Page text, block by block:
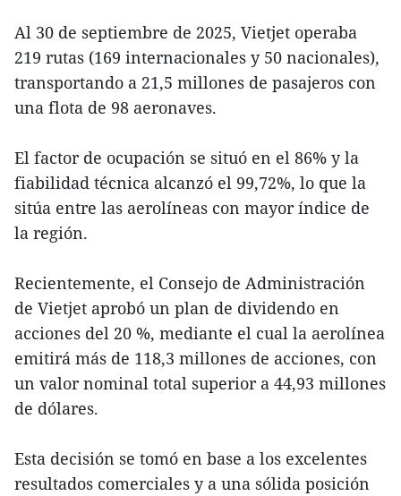
Al 30 de septiembre de 2025, Vietjet operaba
219 rutas (169 internacionales y 50 nacionales),
transportando a 21,5 millones de pasajeros con
una flota de 98 aeronaves.
El factor de ocupación se situó en el 86% y la
fiabilidad técnica alcanzó el 99,72%, lo que la
sitúa entre las aerolíneas con mayor índice de
la región.
Recientemente, el Consejo de Administración
de Vietjet aprobó un plan de dividendo en
acciones del 20 %, mediante el cual la aerolínea
emitirá más de 118,3 millones de acciones, con
un valor nominal total superior a 44,93 millones
de dólares.
Esta decisión se tomó en base a los excelentes
resultados comerciales y a una sólida posición